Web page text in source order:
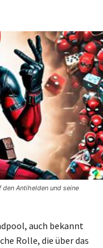
Antihelden und seine
auch bekannt
Rolle, die über das